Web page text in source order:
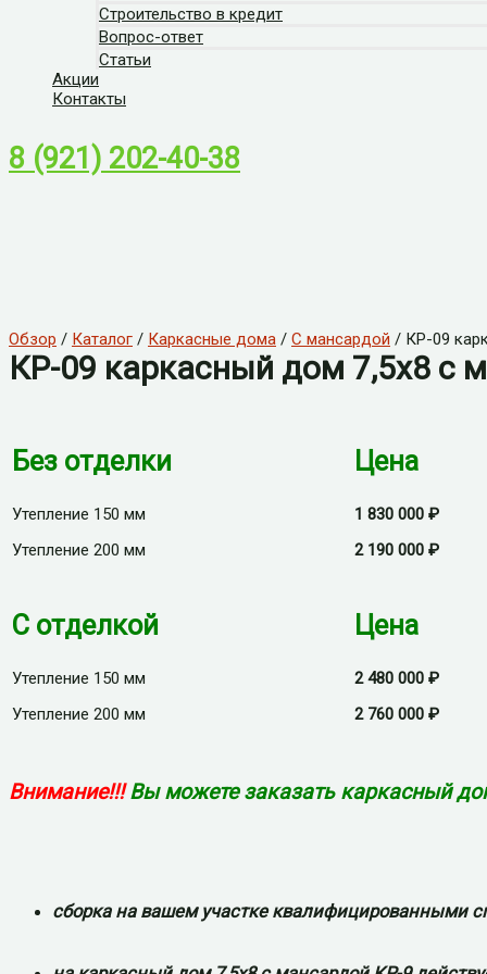
Строительство в кредит
Вопрос-ответ
Статьи
Акции
Контакты
8 (921) 202-40-38
Обзор / Каталог / Каркасные дома / С мансардой / КР-09
КР-09 каркасный дом 7,5х8 с
Без отделки
Утепление 150 мм
Утепление 200 мм
Цена
1 830 000 ₽
2 190 000 ₽
С отделкой
Утепление 150 мм
Утепление 200 мм
Цена
2 480 000 ₽
2 760 000 ₽
Внимание!!!Вы можете заказать каркасный
сборка на вашем участке квалифицированными